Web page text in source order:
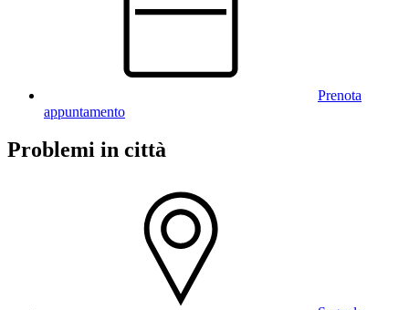
Prenota
appuntamento
Problemi in città